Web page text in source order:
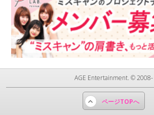
AGE Entertainment. © 2008-
ページTOPへ